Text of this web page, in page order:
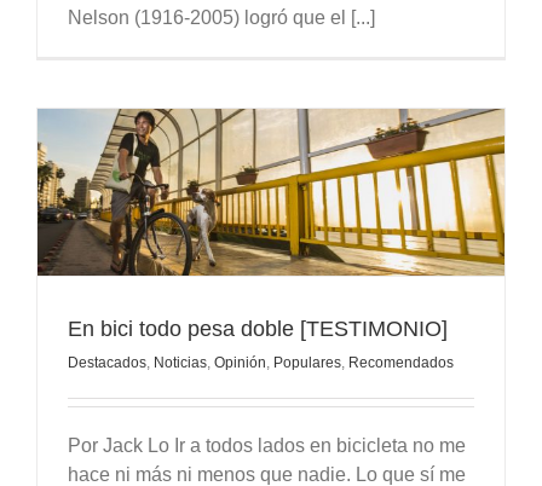
Nelson (1916-2005) logró que el [...]
En bici todo pesa doble [TESTIMONIO]
Destacados, Noticias, Opinión, Populares, Recomendados
Por Jack Lo Ir a todos lados en bicicleta no me
hace ni más ni menos que nadie. Lo que sí me